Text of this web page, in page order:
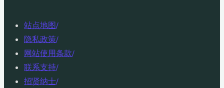
站点地图/
隐私政策/
网站使用条款/
联系支持/
招贤纳士/